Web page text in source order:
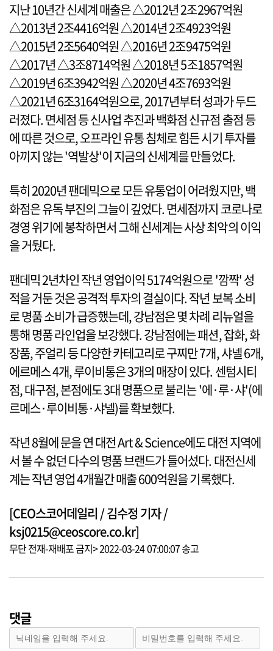
지난 10년간 신세계 매출은 △2012년 2조2967억원
△2013년 2조4416억원 △2014년 2조4923억원
△2015년 2조5640억원 △2016년 2조9475억원
△2017년 △3조8714억원 △2018년 5조1857억원
△2019년 6조3942억원 △2020년 4조7693억원
△2021년 6조3164억원으로, 2017년부터 성과가 두드
러졌다. 면세점 등 신사업 추진과 백화점 신규점 출점 등
에 따른 것으로, 오프라인 유통 침체로 힘든 시기 투자를
아끼지 않는 '역발상'이 지금의 신세계를 만들었다.
특히 2020년 팬데믹으로 모든 유통업이 어려웠지만, 백
화점은 유독 부진의 그늘이 깊었다. 면세점까지 코로나로
경영 위기에 봉착하면서 그해 신세계는 사상 최악의 이익
을 거뒀다.
팬데믹 2년차인 작년 영업이익 5174억원으로 '깜짝' 성
적을 거둔 것은 공격적 투자의 결실이다. 작년 보복 소비
로 명품 소비가 급증했는데, 강남점은 몇 차례 리뉴얼을
통해 명품 라인업을 보강했다. 강남점에는 패션, 잡화, 화
장품, 주얼리 등 다양한 카테고리로 구찌만 7개, 샤넬 6개,
에르메스 4개, 루이비통은 3개의 매장이 있다. 센텀시티
점, 대구점, 본점에도 3대 명품으로 불리는 '에·루·샤'(에
르메스·루이비통·샤넬)를 확보했다.
작년 8월에 문을 연 대전 Art & Science에도 대전 지역에
서 볼 수 없던 다수의 명품 브랜드가 들어섰다. 대전신세
계는 작년 영업 4개월간 매출 600억원을 기록했다.
[CEO스코어데일리 / 김수정 기자 /
ksj0215@ceoscore.co.kr]
무단 전재-재배포 금지> 2022-03-24 07:00:07 송고
댓글